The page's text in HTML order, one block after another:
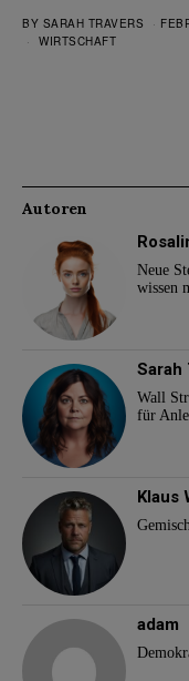
BY SARAH TRAVERS
WIRTSCHAFT
Autoren
Neue
wissen
Sarah
Wall
für
Klaus
adam